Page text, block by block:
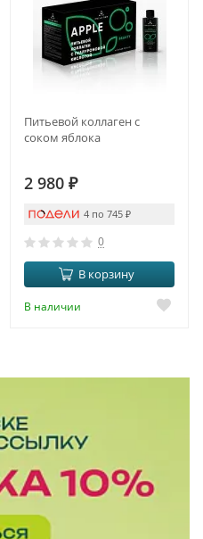
Питьевой коллаген с
соком яблока
2 980 ₽
4 по 745 ₽
0
В корзину
В наличии